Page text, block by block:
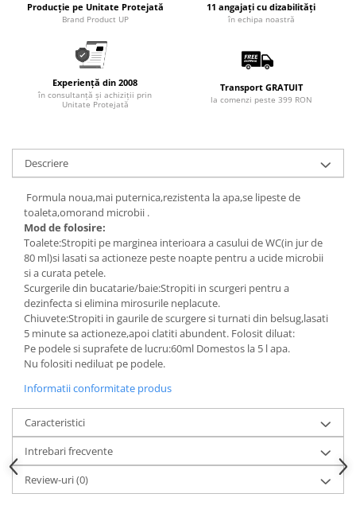
Curatenie si igiena
Articole pentru baie
Articole pentru bucatarie
Maturi, mopuri si galeti
Articole pentru rufe, casa,
Articole pentru birou, suprafete,
pardoseli
Intretinere si odorizante masina
Saci de gunoi
Accesorii pentru curatenie
Tipografie si stampile
Formulare tipizate
Caiete si blocnotesuri
personalizate
Stampile, tusiere si tus
Protectia muncii si Imbracaminte
Imbracaminte
Tricouri
Producție pe Unitate Protejată
Brand Product UP
11 angajați cu dizabilități
în echipa noastră
Experiență din 2008
în consultanță și achiziții prin
Unitate Protejată
Transport GRATUIT
la comenzi peste 399 RON
Descriere
Formula noua,mai puternica,rezistenta la apa,se lipeste de
toaleta,omorand microbii .
Mod de folosire:
Toalete:Stropiti pe marginea interioara a casului de WC(in jur de
80 ml)si lasati sa actioneze peste noapte pentru a ucide microbii
si a curata petele.
Scurgerile din bucatarie/baie:Stropiti in scurgeri pentru a
dezinfecta si elimina mirosurile neplacute.
Chiuvete:Stropiti in gaurile de scurgere si turnati din belsug,lasati
5 minute sa actioneze,apoi clatiti abundent. Folosit diluat:
Pe podele si suprafete de lucru:60ml Domestos la 5 l apa.
Nu folositi nediluat pe podele.
Informatii conformitate produs
Caracteristici
Intrebari frecvente
Review-uri(0)